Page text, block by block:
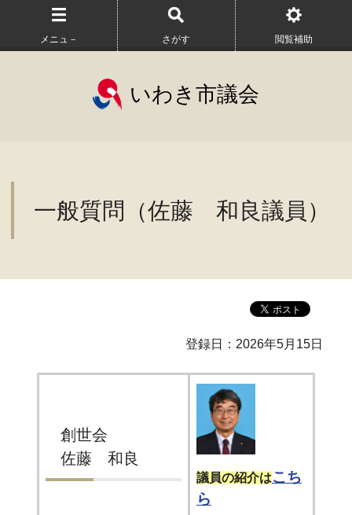
メニュ－ さがす 閲覧補助
いわき市議会
一般質問（佐藤 和良議員）
登録日：2026年5月15日
創世会
佐藤 和良
議員の紹介はこち
ら